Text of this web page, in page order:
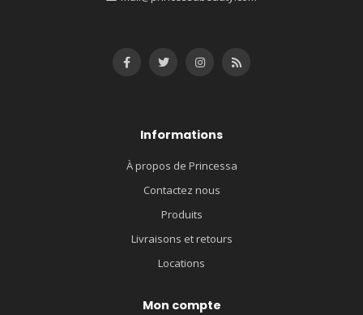
Informations
À propos de Princessa
Contactez nous
Produits
Livraisons et retours
Locations
Mon compte